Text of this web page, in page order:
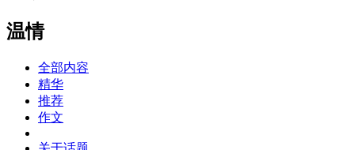
温情
全部内容
精华
推荐
作文